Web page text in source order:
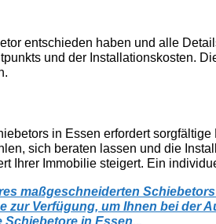
entschieden haben und alle
und der Installationskosten.
in Essen erfordert
sich beraten lassen und die
Ihrer Immobilie steigert. Ein
maßgeschneiderten
zur Verfügung, um Ihnen bei
in Essen.